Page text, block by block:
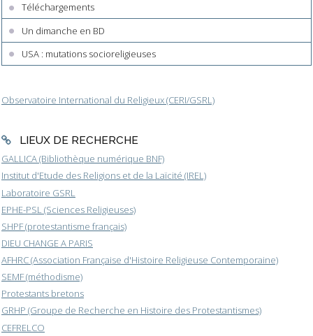
Téléchargements
Un dimanche en BD
USA : mutations socioreligieuses
Observatoire International du Religieux (CERI/GSRL)
LIEUX DE RECHERCHE
GALLICA (Bibliothèque numérique BNF)
Institut d'Etude des Religions et de la Laïcité (IREL)
Laboratoire GSRL
EPHE-PSL (Sciences Religieuses)
SHPF (protestantisme français)
DIEU CHANGE A PARIS
AFHRC (Association Française d'Histoire Religieuse Contemporaine)
SEMF (méthodisme)
Protestants bretons
GRHP (Groupe de Recherche en Histoire des Protestantismes)
CEFRELCO